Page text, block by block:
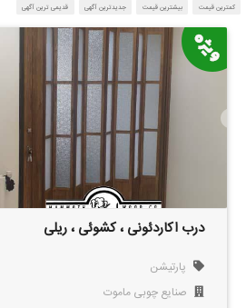
قیمت بیشترین قیمت جدیدترین آگهی قدیمی ترین آگهی
درب اکاردئونی ، کشوئی ، ریلی
پارتیشن
صنایع چوبی ماموت